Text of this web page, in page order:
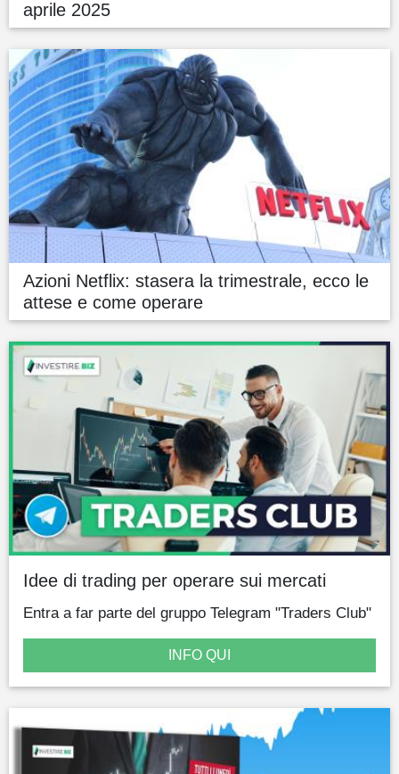
aprile 2025
Azioni Netflix: stasera la trimestrale, ecco le
attese e come operare
Idee di trading per operare sui mercati
Entra a far parte del gruppo Telegram "Traders Club"
INFO QUI